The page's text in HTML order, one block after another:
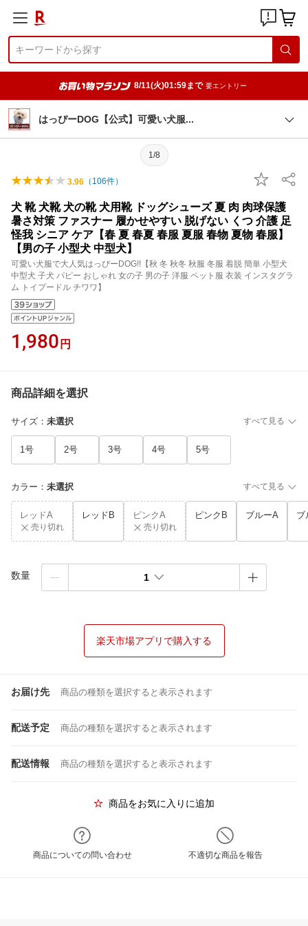
8/11(火)01:59まで 要エントリー
はっぴーDOG【公式】可愛い犬服
1/8
3.96 （ 106件）
犬 靴 犬靴 犬の靴 犬用靴 ドッグシューズ 夏 肉 肉球保護
暑さ対策 ファスナー 履かせやすい 脱げない くつ 介護 足
怪我 シニア ケア【春 夏 春夏 春服 夏服 春物 夏物 春服】
【男の子 小型犬 中型犬】
可愛い犬服で大人気はっぴーDOG!!【秋 冬 秋冬 秋服 冬服 着脱 簡単 小型犬
中型犬 子犬 パピー おしゃれ 女の子 男の子 洋服 ペット服 衣装 インスタグラ
ム トイプードル チワワ】
1,980 円
商品詳細を選択
サイズ ： 未選択 すべて見る
1号 2号 3号 4号 5号
カラー ： 未選択 すべて見る
レッドA
売り切れ
レッドB ピンクA
売り切れ
ピンクB ブルーA ブ
数量 1
楽天市場アプリで購入する
お届け先 商品の種類を選択すると表示されます
配送予定 商品の種類を選択すると表示されます
配送情報 商品の種類を選択すると表示されます
商品をお気に入りに追加
商品についての問い合わせ 不適切な商品を報告